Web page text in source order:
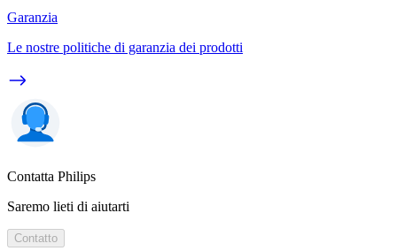
Garanzia
Le nostre politiche di garanzia dei prodotti
Contatta Philips
Saremo lieti di aiutarti
Contatto